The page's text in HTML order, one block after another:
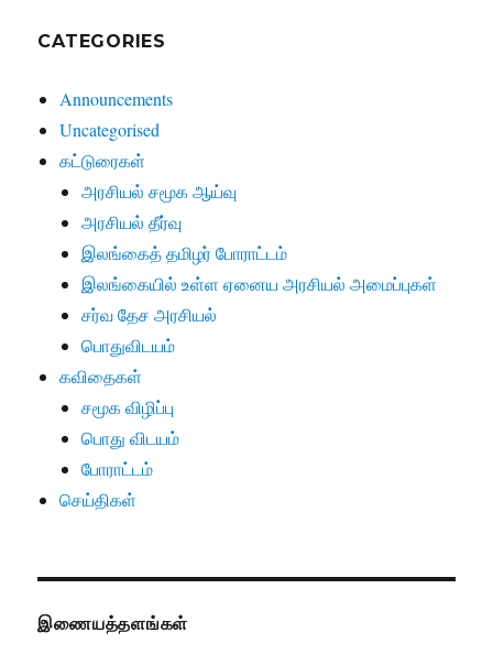
CATEGORIES
Announcements
Uncategorised
கட்டுரைகள்
அரசியல் சமூக ஆய்வு
அரசியல் தீர்வு
இலங்கைத் தமிழர் போராட்டம்
இலங்கையில் உள்ள ஏனைய அரசியல் அமைப்புகள்
சர்வ தேச அரசியல்
பொதுவிடயம்
கவிதைகள்
சமூக விழிப்பு
பொது விடயம்
போராட்டம்
செய்திகள்
இணையத்தளங்கள்